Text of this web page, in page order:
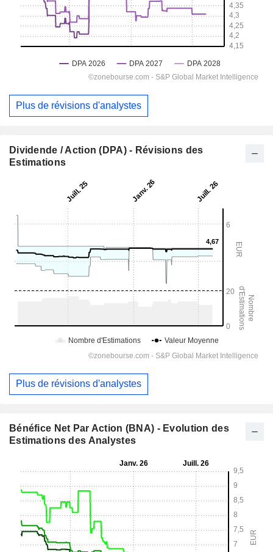
Plus de révisions d'analystes
Dividende / Action (DPA) - Révisions des
Estimations
Plus de révisions d'analystes
Bénéfice Net Par Action (BNA) - Evolution des
Estimations des Analystes